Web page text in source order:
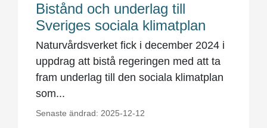
Bistånd och underlag till
Sveriges sociala klimatplan
Naturvårdsverket fick i december 2024 i
uppdrag att bistå regeringen med att ta
fram underlag till den sociala klimatplan
som...
Senaste ändrad: 2025-12-12